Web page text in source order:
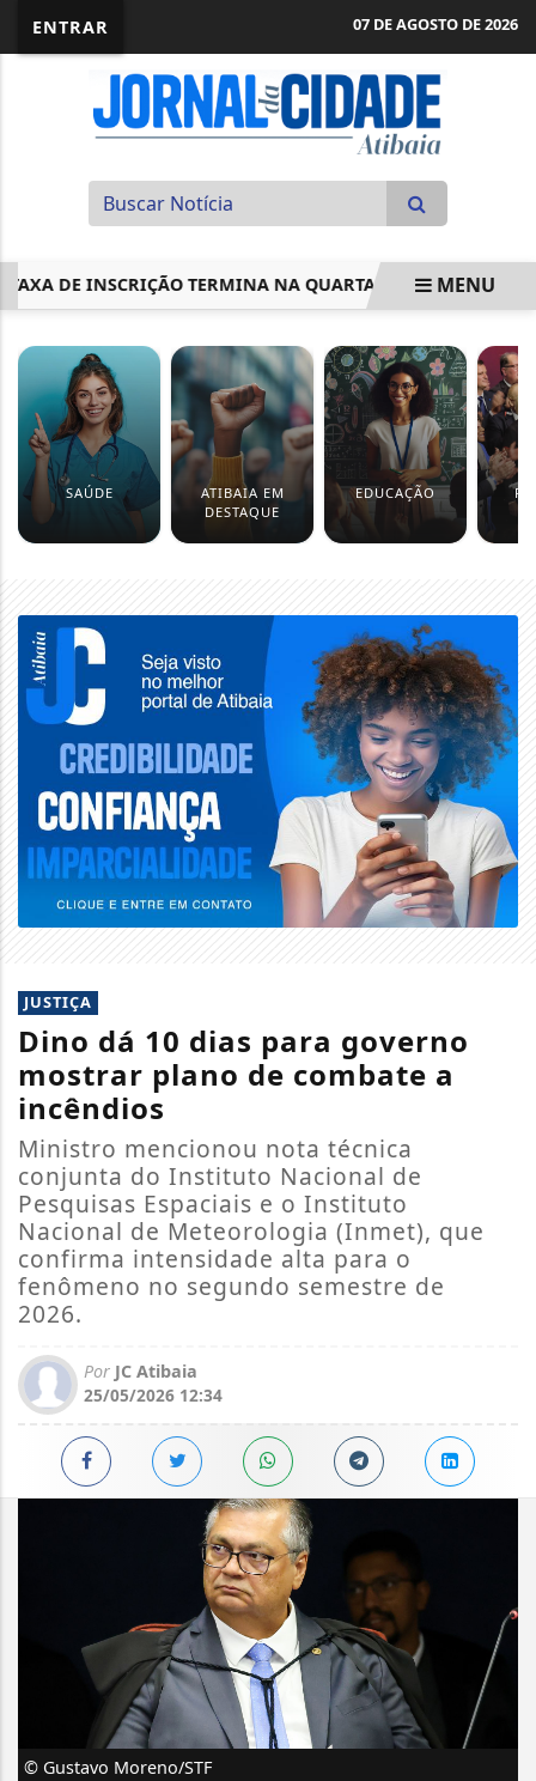
ENTRAR 07 DE AGOSTO DE 2026
DE INSCRIÇÃO TERMINA NA QUARTA CONGRESSO
MENU
SAÚDE
ATIBAIA EM
DESTAQUE
EDUCAÇÃO
JUSTIÇA
Dino dá 10 dias para governo
mostrar plano de combate a
incêndios
Ministro mencionou nota técnica
conjunta do Instituto Nacional de
Pesquisas Espaciais e o Instituto
Nacional de Meteorologia (Inmet), que
confirma intensidade alta para o
fenômeno no segundo semestre de
2026.
Por JC Atibaia
25/05/2026 12:34
© Gustavo Moreno/STF